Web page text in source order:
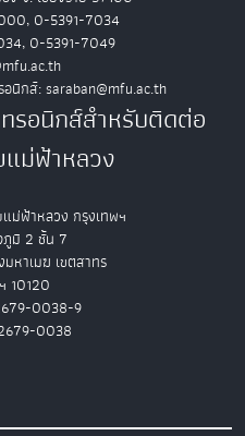
0-5391-7034
0-5391-7049
นิกส์: saraban@mfu.ac.th
รอนิกส์สำหรับติดต่อ
ม่ฟ้าหลวง
ม่ฟ้าหลวง กรุงเทพฯ
มิ 2 ชั้น 7
หาเมฆ เขตสาทร
10120
0038-9
0038